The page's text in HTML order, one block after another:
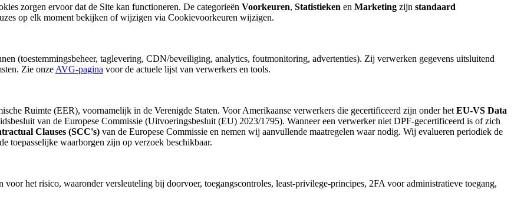
zorgen ervoor dat de Site kan functioneren. De categorieën Voorkeuren, Statistieken en Marketing zijn standaard
op elk moment bekijken of wijzigen via Cookievoorkeuren wijzigen.
(toestemmingsbeheer, taglevering, CDN/beveiliging, analytics, foutmonitoring, advertenties). Zij verwerken gegevens uitsluitend
Zie onze AVG-pagina voor de actuele lijst van verwerkers en tools.
Ruimte (EER), voornamelijk in de Verenigde Staten. Voor Amerikaanse verwerkers die gecertificeerd zijn onder het EU-VS Data
van de Europese Commissie (Uitvoeringsbesluit (EU) 2023/1795). Wanneer een verwerker niet DPF-gecertificeerd is of zich
Clauses (SCC's) van de Europese Commissie en nemen wij aanvullende maatregelen waar nodig. Wij evalueren periodiek de
toepasselijke waarborgen zijn op verzoek beschikbaar.
voor het risico, waaronder versleuteling bij doorvoer, toegangscontroles, least-privilege-principes, 2FA voor administratieve toegang,